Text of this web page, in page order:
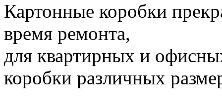
Картонные коробки
время ремонта,
для квартирных и
коробки различных